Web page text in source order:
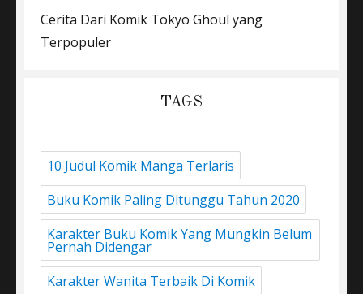
Cerita Dari Komik Tokyo Ghoul yang
Terpopuler
TAGS
10 Judul Komik Manga Terlaris
Buku Komik Paling Ditunggu Tahun 2020
Karakter Buku Komik Yang Mungkin Belum
Pernah Didengar
Karakter Wanita Terbaik Di Komik